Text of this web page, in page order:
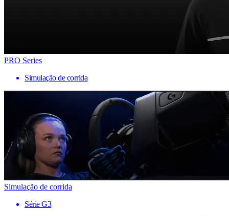
PRO Series
Simulação de corrida
Simulação de corrida
Série G3